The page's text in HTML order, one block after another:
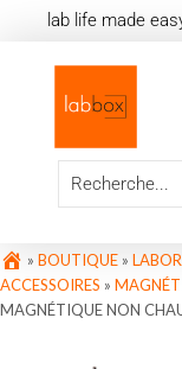
lab life made
» BOUTIQUE »
ACCESSOIRES »
MAGNÉTIQUE NON